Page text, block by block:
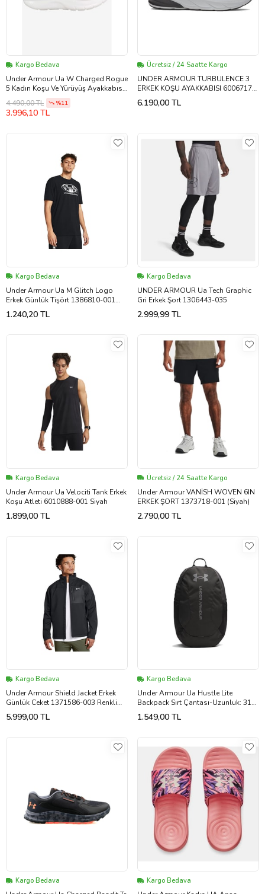
Kargo Bedava
Under Armour Ua W Charged Rogue
5 Kadın Koşu Ve Yürüyüş Ayakkabısı
4.490,00 TL %11
3.996,10 TL
Ücretsiz / 24 Saatte Kargo
UNDER ARMOUR TURBULENCE 3
ERKEK KOŞU AYAKKABISI 6006717-
011 (Gri)
6.190,00 TL
Kargo Bedava
Under Armour Ua M Glitch Logo
Erkek Günlük Tişört 1386810-001
Siyah
1.240,20 TL
Kargo Bedava
UNDER ARMOUR Ua Tech Graphic
Gri Erkek Şort 1306443-035
2.999,99 TL
Kargo Bedava
Under Armour Ua Velociti Tank Erkek
Koşu Atleti 6010888-001 Siyah
1.899,00 TL
Ücretsiz / 24 Saatte Kargo
Under Armour VANİSH WOVEN 6IN
ERKEK ŞORT 1373718-001 (Siyah)
2.790,00 TL
Kargo Bedava
Under Armour Shield Jacket Erkek
Günlük Ceket 1371586-003 Renkli
(Çok Renkli)
5.999,00 TL
Kargo Bedava
Under Armour Ua Hustle Lite
Backpack Sırt Çantası-Uzunluk: 31
cm, Yükseklik: 47 cm, Genişlik: 17 cm
6000399-001 Siyah
1.549,00 TL
Kargo Bedava Kargo Bedava